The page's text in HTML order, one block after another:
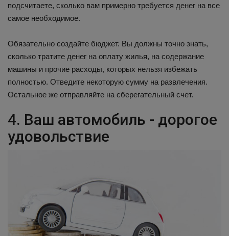
подсчитаете, сколько вам примерно требуется денег на все
самое необходимое.
Обязательно создайте бюджет. Вы должны точно знать,
сколько тратите денег на оплату жилья, на содержание
машины и прочие расходы, которых нельзя избежать
полностью. Отведите некоторую сумму на развлечения.
Остальное же отправляйте на сберегательный счет.
4. Ваш автомобиль - дорогое
удовольствие